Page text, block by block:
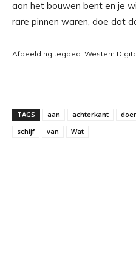
aan het bouwen bent en je
rare pinnen waren, doe dat
Afbeelding tegoed: Western
TAGS aan achterkant
schijf
van Wat